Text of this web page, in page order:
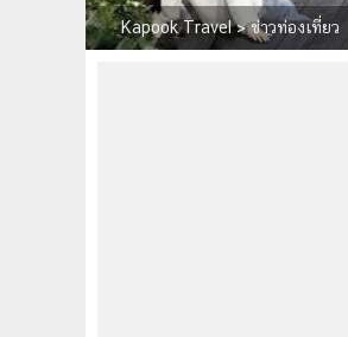
Kapook Travel>ข่าวท่องเที่ยว